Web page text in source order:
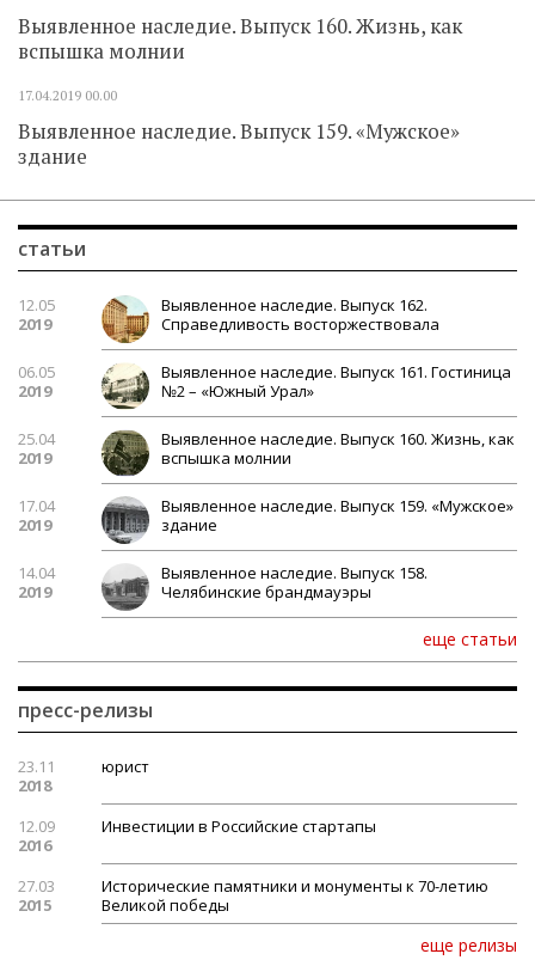
Выявленное наследие. Выпуск 160. Жизнь, как
вспышка молнии
17.04.2019 00.00
Выявленное наследие. Выпуск 159. «Мужское»
здание
статьи
12.05
2019
Выявленное наследие. Выпуск 162.
Справедливость восторжествовала
06.05
2019
Выявленное наследие. Выпуск 161. Гостиница
№2 – «Южный Урал»
25.04
2019
Выявленное наследие. Выпуск 160. Жизнь, как
вспышка молнии
17.04
2019
Выявленное наследие. Выпуск 159. «Мужское»
здание
14.04
2019
Выявленное наследие. Выпуск 158.
Челябинские брандмауэры
еще статьи
пресс-релизы
23.11
2018
юрист
12.09
2016
Инвестиции в Российские стартапы
27.03
2015
Исторические памятники и монументы к 70-летию
Великой победы
еще релизы